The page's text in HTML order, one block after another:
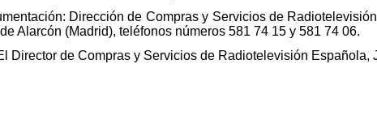
Dirección de Compras y Servicios de
Alarcón (Madrid), teléfonos números 581 74 15 y 581 74 06.
Director de Compras y Servicios de Radiotelevisión Española,